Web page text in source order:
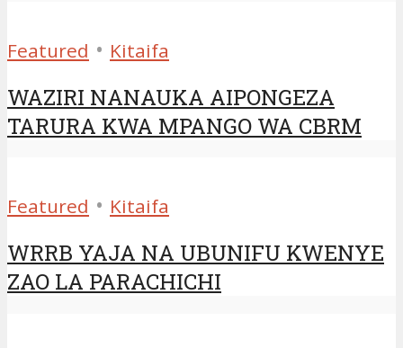
Featured • Kitaifa
WAZIRI NANAUKA AIPONGEZA
TARURA KWA MPANGO WA CBRM
Featured • Kitaifa
WRRB YAJA NA UBUNIFU KWENYE
ZAO LA PARACHICHI